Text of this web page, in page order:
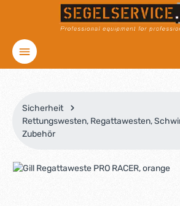
Zum Hauptinhalt springen
Sicherheit
Rettungswesten, Regattawesten,
Zubehör
Bildergalerie überspringen